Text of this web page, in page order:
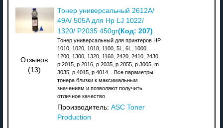
Отзывов
(13)
Тонер универсальный 2612A/
49A/ 505A для Hp LJ 1022/
1320/ P2035 450gr(Код: 207)
Тонер универсальный для принтеров HP
1010, 1020, 1018, 1100, 5L, 6L, 1000,
1200, 1300, 1320, 1160, 2420, 2410, 2430,
p 2015, p 2016, p 2035, p 2055, p 3005, m
3035, p 4015, p 4014... Все параметры
тонера близки к максимальным
значениям и позволяют получить
отличное качество
Производитель: ASC Toner
Production